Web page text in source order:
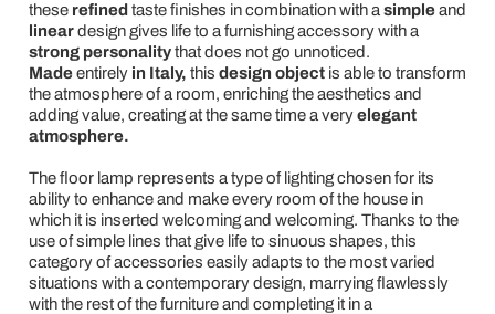
these refined taste finishes in combination with a simpleand
lineardesign gives life to a furnishing accessory with a
strong personalitythat does not go unnoticed.
Madeentirely in Italy, this design objectis able to transform
the atmosphere of a room, enriching the aesthetics and
adding value, creating at the same time a veryelegant
atmosphere.
The floor lamp represents a type of lighting chosen for its
ability to enhance and make every room of the house in
which it is inserted welcoming and welcoming. Thanks to the
use of simple lines that give life to sinuous shapes, this
category of accessories easily adapts to the most varied
situations with a contemporary design, marrying flawlessly
with the rest of the furniture and completing it in a